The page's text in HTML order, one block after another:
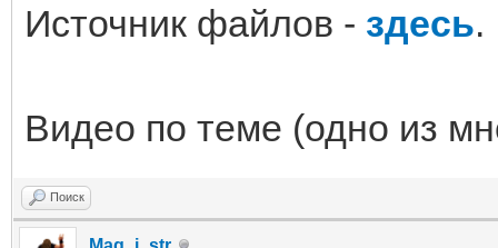
Источник файлов - здесь.
Видео по теме (одно из
Поиск